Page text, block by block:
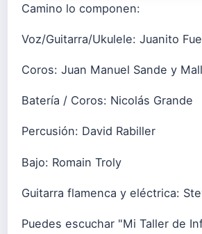
Camino lo componen:
Voz/Guitarra/Ukulele: Juanito
Coros: Juan Manuel Sande y
Batería / Coros: Nicolás Grande
Percusión: David Rabiller
Bajo: Romain Troly
Guitarra flamenca y eléctrica:
Puedes escuchar "Mi Taller de